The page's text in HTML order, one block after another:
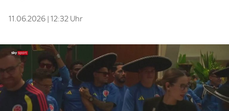
11.06.2026 | 12:32 Uhr